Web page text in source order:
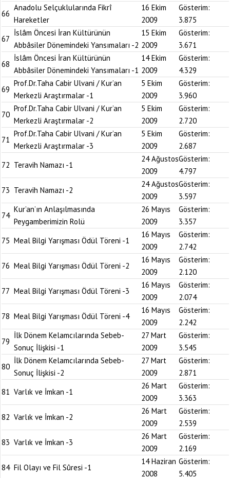
66
Anadolu Selçuklularında Fikrî
Hareketler
16 Ekim
2009
Gösterim:
3.875
67
İslâm Öncesi İran Kültürünün
Abbâsiler Dönemindeki Yansımaları -2
15 Ekim
2009
Gösterim:
3.671
68
İslâm Öncesi İran Kültürünün
Abbâsiler Dönemindeki Yansımaları -1
14 Ekim
2009
Gösterim:
4.329
69
Prof.Dr.Taha Cabir Ulvani / Kur’an
Merkezli Araştırmalar -1
5 Ekim
2009
Gösterim:
3.960
70
Prof.Dr.Taha Cabir Ulvani / Kur’an
Merkezli Araştırmalar -2
5 Ekim
2009
Gösterim:
2.720
71
Prof.Dr.Taha Cabir Ulvani / Kur’an
Merkezli Araştırmalar -3
5 Ekim
2009
Gösterim:
2.687
72 Teravih Namazı -1
24 Ağustos
2009
Gösterim:
4.797
73 Teravih Namazı -2
24 Ağustos
2009
Gösterim:
3.597
74
Kur’an’ın Anlaşılmasında
Peygamberimizin Rolü
26 Mayıs
2009
Gösterim:
3.357
75 Meal Bilgi Yarışması Ödül Töreni -1
16 Mayıs
2009
Gösterim:
2.742
76 Meal Bilgi Yarışması Ödül Töreni -2
16 Mayıs
2009
Gösterim:
2.120
77 Meal Bilgi Yarışması Ödül Töreni -3
16 Mayıs
2009
Gösterim:
2.074
78 Meal Bilgi Yarışması Ödül Töreni -4
16 Mayıs
2009
Gösterim:
2.242
79
İlk Dönem Kelamcılarında Sebeb-
Sonuç İlişkisi -1
27 Mart
2009
Gösterim:
3.545
80
İlk Dönem Kelamcılarında Sebeb-
Sonuç İlişkisi -2
27 Mart
2009
Gösterim:
2.871
81 Varlık ve İmkan -1
26 Mart
2009
Gösterim:
3.363
82 Varlık ve İmkan -2
26 Mart
2009
Gösterim:
2.539
83 Varlık ve İmkan -3
26 Mart
2009
Gösterim:
2.169
84 Fil Olayı ve Fil Sûresi -1
14 Haziran
2008
Gösterim:
5.405